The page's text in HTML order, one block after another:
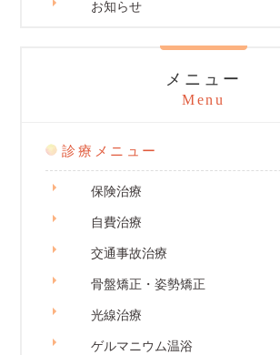
お知らせ
メニュー
Menu
診療メニュー
保険治療
自費治療
交通事故治療
骨盤矯正・姿勢矯正
光線治療
ゲルマニウム温浴